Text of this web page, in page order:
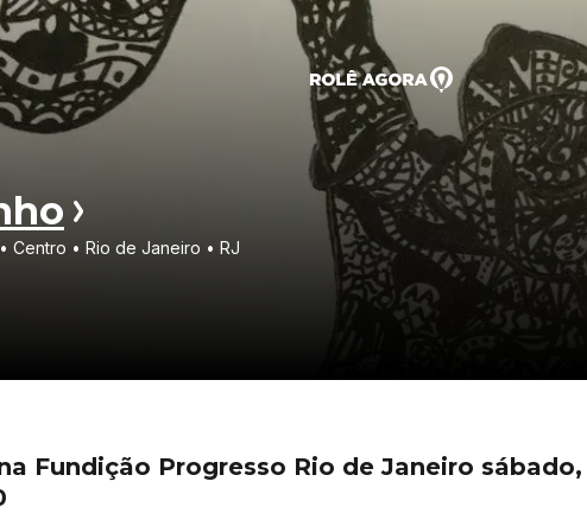
Centro • Rio de Janeiro • RJ
Fundição Progresso Rio de Janeiro